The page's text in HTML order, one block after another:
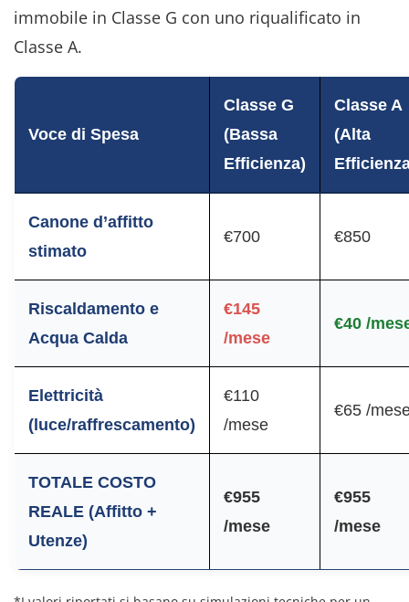
immobile in Classe G con uno riqualificato in
Classe A.
Voce di Spesa
Classe G
(Bassa
Efficienza)
Classe A
(Alta
Canone d’affitto
stimato
€700 €850
Riscaldamento e
Acqua Calda
€145
/mese
€40 /
Elettricità
(luce/raffrescamento)
€110
/mese
€65 /
TOTALE COSTO
REALE (Affitto +
Utenze)
€955
/mese
€955
/mese